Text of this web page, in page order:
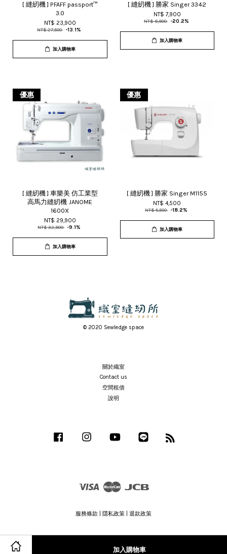
加入購物車
[ 縫紉機 ] PFAFF passport™
3.0
NT$ 23,900
NT$ 27,500 -13.1%
加入購物車
[ 縫紉機 ] 勝家 Singer 3342
NT$ 7,900
NT$ 9,900 -20.2%
加入購物車
優惠
[ 縫紉機 ] 車樂美 仿工業型
高馬力縫紉機 JANOME
1600X
NT$ 29,900
NT$ 32,900 -9.1%
加入購物車
優惠
[ 縫紉機 ] 勝家 Singer M1155
NT$ 4,500
NT$ 5,500 -18.2%
加入購物車
© 2020 Sewledge space
關於織室
Contact us
空間租借
說明
Facebook Instagram YouTube
Visa Master
服務條款 隱私政策 退款政策